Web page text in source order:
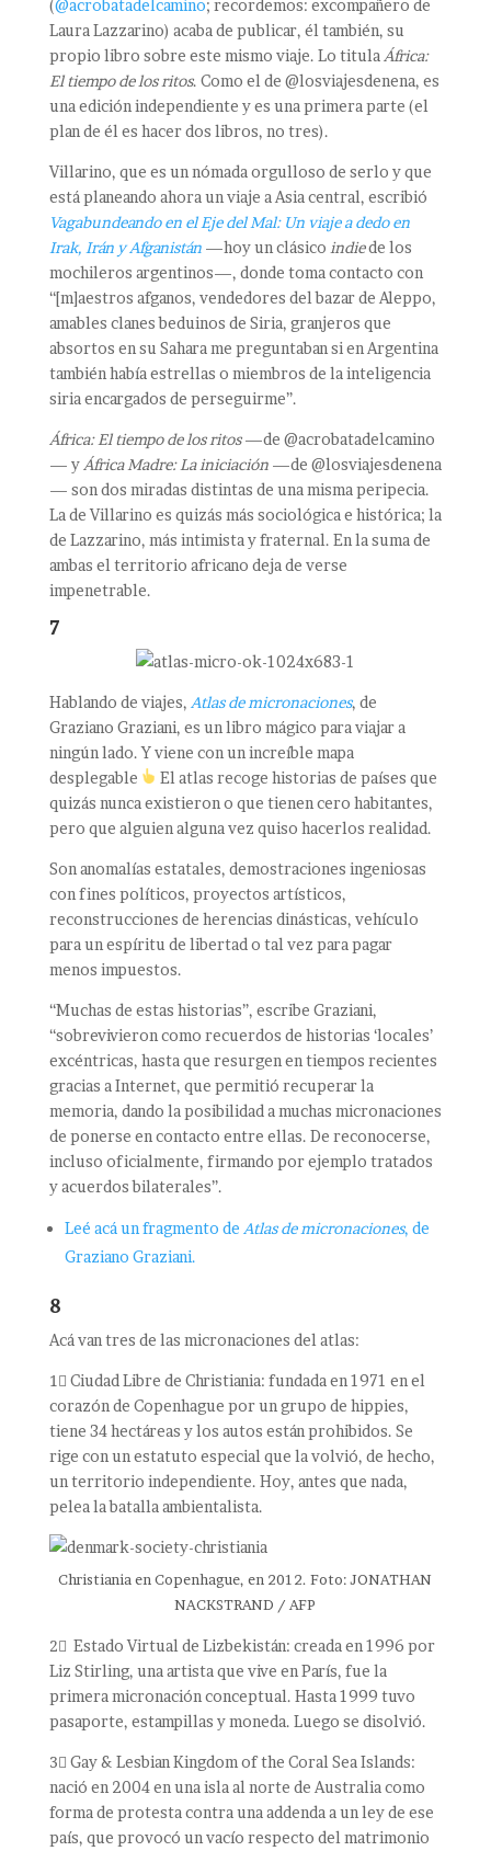
(@acrobatadelcamino; recordemos: excompañero de
Laura Lazzarino) acaba de publicar, él también, su
propio libro sobre este mismo viaje. Lo titula África:
El tiempo de los ritos. Como el de @losviajesdenena, es
una edición independiente y es una primera parte (el
plan de él es hacer dos libros, no tres).
Villarino, que es un nómada orgulloso de serlo y que
está planeando ahora un viaje a Asia central, escribió
Vagabundeando en el Eje del Mal: Un viaje a dedo en
Irak, Irán y Afganistán—hoy un clásico indiede los
mochileros argentinos—, donde toma contacto con
“[m]aestros afganos, vendedores del bazar de Aleppo,
amables clanes beduinos de Siria, granjeros que
absortos en su Sahara me preguntaban si en Argentina
también había estrellas o miembros de la inteligencia
siria encargados de perseguirme”.
África: El tiempo de los ritos—de @acrobatadelcamino
— y África Madre: La iniciación—de @losviajesdenena
— son dos miradas distintas de una misma peripecia.
La de Villarino es quizás más sociológica e histórica; la
de Lazzarino, más intimista y fraternal. En la suma de
ambas el territorio africano deja de verse
impenetrable.
7
Hablando de viajes, Atlas de micronaciones, de
Graziano Graziani, es un libro mágico para viajar a
ningún lado. Y viene con un increíble mapa
desplegable
El atlas recoge historias de países que
quizás nunca existieron o que tienen cero habitantes,
pero que alguien alguna vez quiso hacerlos realidad.
Son anomalías estatales, demostraciones ingeniosas
con fines políticos, proyectos artísticos,
reconstrucciones de herencias dinásticas, vehículo
para un espíritu de libertad o tal vez para pagar
menos impuestos.
“Muchas de estas historias”, escribe Graziani,
“sobrevivieron como recuerdos de historias ‘locales’
excéntricas, hasta que resurgen en tiempos recientes
gracias a Internet, que permitió recuperar la
memoria, dando la posibilidad a muchas micronaciones
de ponerse en contacto entre ellas. De reconocerse,
incluso oficialmente, firmando por ejemplo tratados
y acuerdos bilaterales”.
Leé acá un fragmento de Atlas de micronaciones, de
Graziano Graziani.
8
Acá van tres de las micronaciones del atlas:
1⃣ Ciudad Libre de Christiania: fundada en 1971 en el
corazón de Copenhague por un grupo de hippies,
tiene 34 hectáreas y los autos están prohibidos. Se
rige con un estatuto especial que la volvió, de hecho,
un territorio independiente. Hoy, antes que nada,
pelea la batalla ambientalista.
Christiania en Copenhague, en 2012. Foto: JONATHAN
NACKSTRAND / AFP
2⃣ Estado Virtual de Lizbekistán: creada en 1996 por
Liz Stirling, una artista que vive en París, fue la
primera micronación conceptual. Hasta 1999 tuvo
pasaporte, estampillas y moneda. Luego se disolvió.
3⃣ Gay & Lesbian Kingdom of the Coral Sea Islands:
nació en 2004 en una isla al norte de Australia como
forma de protesta contra una addenda a un ley de ese
país, que provocó un vacío respecto del matrimonio